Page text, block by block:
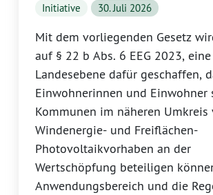
Initiative 30. Juli 2026
Mit dem vorliegenden Gesetz
auf § 22 b Abs. 6 EEG 2023,
Landesebene dafür geschaffen,
Einwohnerinnen und Einwohner
Kommunen im näheren Umkreis
Windenergie- und Freiflächen-
Photovoltaikvorhaben an der
Wertschöpfung beteiligen
Anwendungsbereich und die